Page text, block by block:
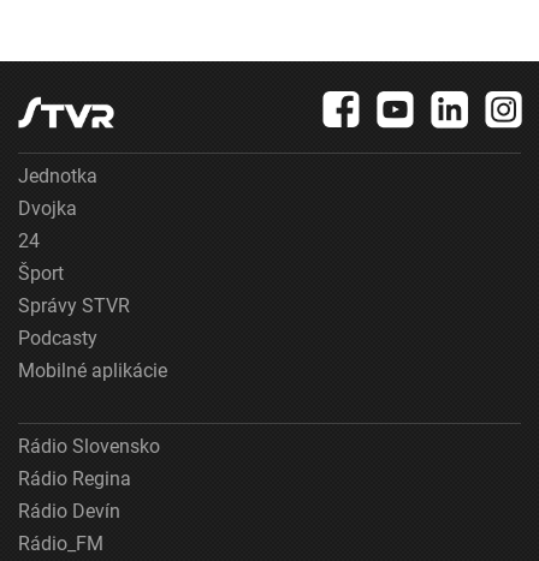
Jednotka
Dvojka
24
Šport
Správy STVR
Podcasty
Mobilné aplikácie
Rádio Slovensko
Rádio Regina
Rádio Devín
Rádio_FM